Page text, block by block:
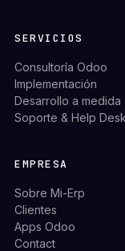
SERVICIOS
Consultoría Odoo
Implementación
Desarrollo a medida
Soporte & Help Desk
EMPRESA
Sobre Mi-Erp
Clientes
Apps Odoo
Contact